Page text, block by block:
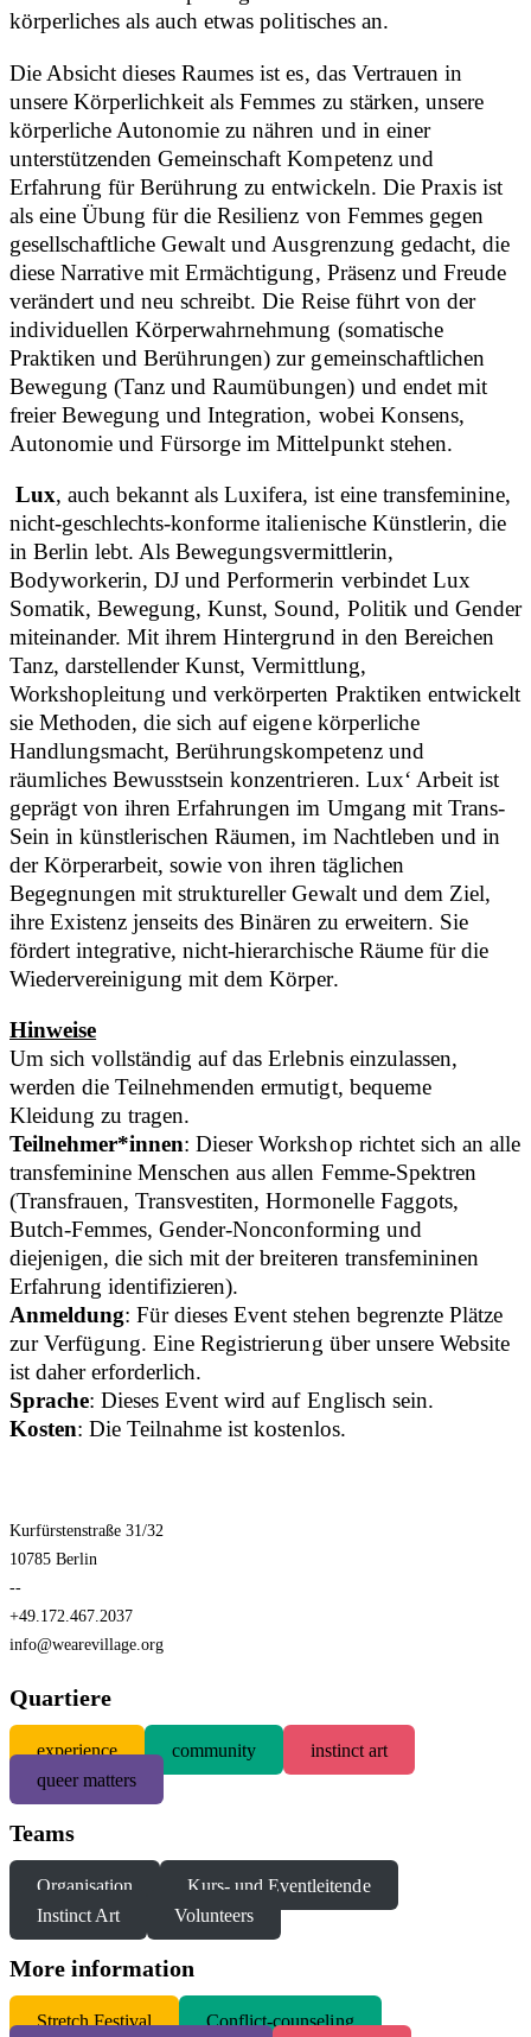
körperliches als auch etwas politisches an.
Die Absicht dieses Raumes ist es, das Vertrauen in
unsere Körperlichkeit als Femmes zu stärken, unsere
körperliche Autonomie zu nähren und in einer
unterstützenden Gemeinschaft Kompetenz und
Erfahrung für Berührung zu entwickeln. Die Praxis ist
als eine Übung für die Resilienz von Femmes gegen
gesellschaftliche Gewalt und Ausgrenzung gedacht, die
diese Narrative mit Ermächtigung, Präsenz und Freude
verändert und neu schreibt. Die Reise führt von der
individuellen Körperwahrnehmung (somatische
Praktiken und Berührungen) zur gemeinschaftlichen
Bewegung (Tanz und Raumübungen) und endet mit
freier Bewegung und Integration, wobei Konsens,
Autonomie und Fürsorge im Mittelpunkt stehen.
Lux, auch bekannt als Luxifera, ist eine transfeminine,
nicht-geschlechts-konforme italienische Künstlerin, die
in Berlin lebt. Als Bewegungsvermittlerin,
Bodyworkerin, DJ und Performerin verbindet Lux
Somatik, Bewegung, Kunst, Sound, Politik und Gender
miteinander. Mit ihrem Hintergrund in den Bereichen
Tanz, darstellender Kunst, Vermittlung,
Workshopleitung und verkörperten Praktiken entwickelt
sie Methoden, die sich auf eigene körperliche
Handlungsmacht, Berührungskompetenz und
räumliches Bewusstsein konzentrieren. Lux‘ Arbeit ist
geprägt von ihren Erfahrungen im Umgang mit Trans-
Sein in künstlerischen Räumen, im Nachtleben und in
der Körperarbeit, sowie von ihren täglichen
Begegnungen mit struktureller Gewalt und dem Ziel,
ihre Existenz jenseits des Binären zu erweitern. Sie
fördert integrative, nicht-hierarchische Räume für die
Wiedervereinigung mit dem Körper.
Hinweise
Um sich vollständig auf das Erlebnis einzulassen,
werden die Teilnehmenden ermutigt, bequeme
Kleidung zu tragen.
Teilnehmer*innen: Dieser Workshop richtet sich an alle
transfeminine Menschen aus allen Femme-Spektren
(Transfrauen, Transvestiten, Hormonelle Faggots,
Butch-Femmes, Gender-Nonconforming und
diejenigen, die sich mit der breiteren transfemininen
Erfahrung identifizieren).
Anmeldung: Für dieses Event stehen begrenzte Plätze
zur Verfügung. Eine Registrierung über unsere Website
ist daher erforderlich.
Sprache: Dieses Event wird auf Englisch sein.
Kosten: Die Teilnahme ist kostenlos.
Kurfürstenstraße 31/32
10785 Berlin
--
+49.172.467.2037
info@wearevillage.org
Quartiere
experience community
instinct art
queer matters
Teams
Organisation
Kurs- und Eventleitende
Instinct Art
Volunteers
More information
Stretch Festival
Conflict-counseling